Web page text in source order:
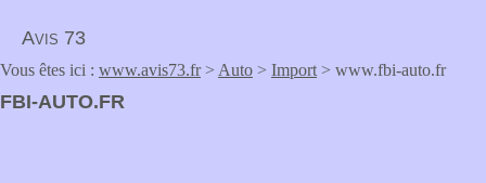
Avis 73
Vous êtes ici : www.avis73.fr> Auto > Import > www.fbi-auto.fr
FBI-AUTO.FR